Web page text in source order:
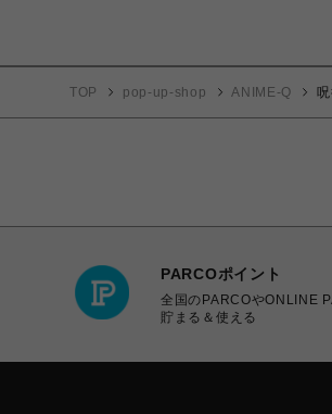
TOP pop-up-shop ANIME-Q
PARCOポイント
全国のPARCOやONLINE
貯まる＆使える